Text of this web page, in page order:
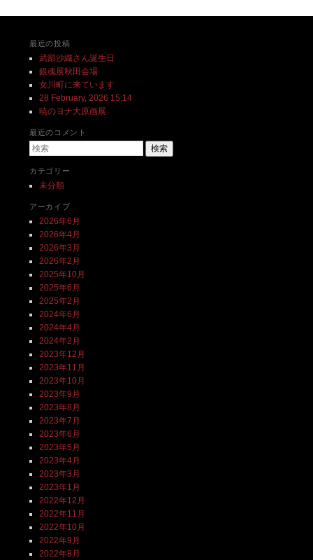
最近の投稿
武部沙織さん誕生日
銀魂展秋田会場
女川町に来ています
28 February, 2026 15:14
暁のヨナ大原画展
最近のコメント
検索
カテゴリー
未分類
アーカイブ
2026年6月
2026年4月
2026年3月
2026年2月
2025年10月
2025年6月
2025年2月
2024年6月
2024年4月
2024年2月
2023年12月
2023年11月
2023年10月
2023年9月
2023年8月
2023年7月
2023年6月
2023年5月
2023年4月
2023年3月
2023年1月
2022年12月
2022年11月
2022年10月
2022年9月
2022年8月